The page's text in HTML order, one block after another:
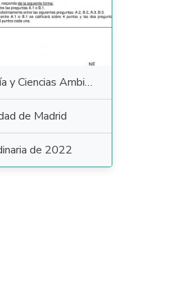
Ciencias Ambientales
de Madrid
de 2022